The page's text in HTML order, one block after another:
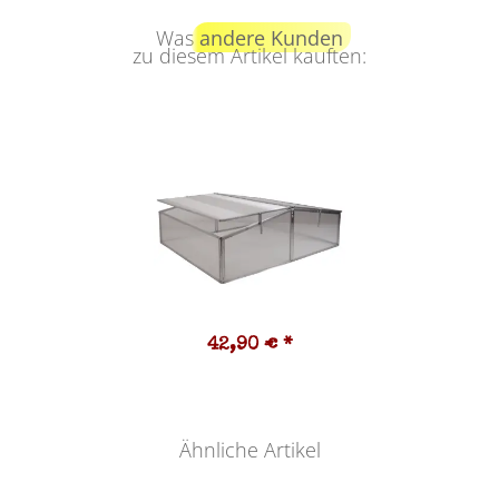
Wasandere Kunden
zu diesem Artikel kauften:
42,90 € *
Ähnliche Artikel